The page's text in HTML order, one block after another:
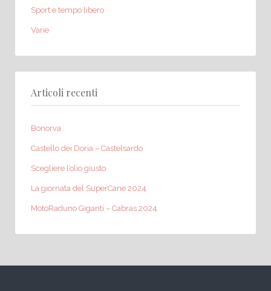
Sport e tempo libero
Varie
Articoli recenti
Bonorva
Castello dei Doria – Castelsardo
Scegliere l’olio giusto
La giornata del SuperCane 2024
MotoRaduno Giganti – Cabras 2024